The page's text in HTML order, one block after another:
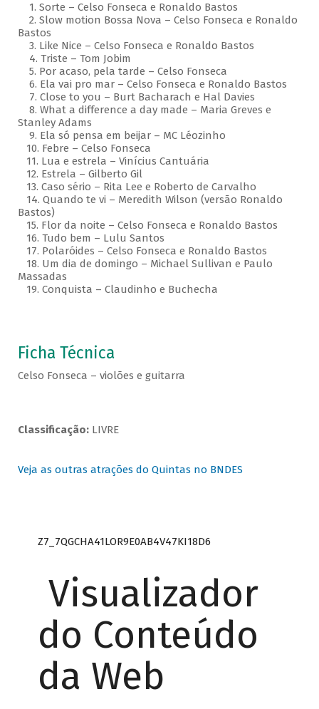
1. Sorte – Celso Fonseca e Ronaldo Bastos
2. Slow motion Bossa Nova – Celso Fonseca e Ronaldo
Bastos
3. Like Nice – Celso Fonseca e Ronaldo Bastos
4. Triste – Tom Jobim
5. Por acaso, pela tarde – Celso Fonseca
6. Ela vai pro mar – Celso Fonseca e Ronaldo Bastos
7. Close to you – Burt Bacharach e Hal Davies
8. What a difference a day made – Maria Greves e
Stanley Adams
9. Ela só pensa em beijar – MC Léozinho
10. Febre – Celso Fonseca
11. Lua e estrela – Vinícius Cantuária
12. Estrela – Gilberto Gil
13. Caso sério – Rita Lee e Roberto de Carvalho
14. Quando te vi – Meredith Wilson (versão Ronaldo
Bastos)
15. Flor da noite – Celso Fonseca e Ronaldo Bastos
16. Tudo bem – Lulu Santos
17. Polaróides – Celso Fonseca e Ronaldo Bastos
18. Um dia de domingo – Michael Sullivan e Paulo
Massadas
19. Conquista – Claudinho e Buchecha
Ficha Técnica
Celso Fonseca – violões e guitarra
Classificação: LIVRE
Veja as outras atrações do Quintas no BNDES
Z7_7QGCHA41LOR9E0AB4V47KI18D6
Visualizador
do Conteúdo
da Web